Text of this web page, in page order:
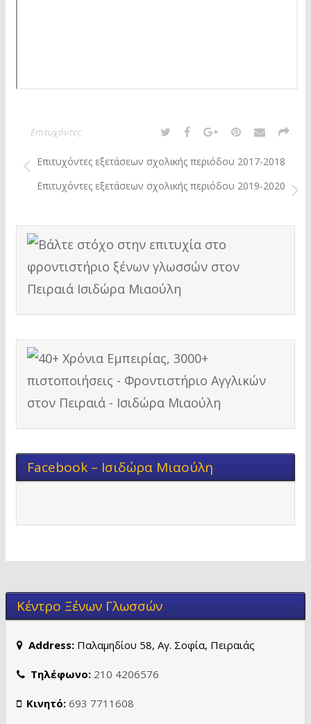
Επιτυχόντες
Επιτυχόντες εξετάσεων σχολικής περιόδου 2017-2018
Επιτυχόντες εξετάσεων σχολικής περιόδου 2019-2020
Facebook – Ισιδώρα Μιαούλη
Κέντρο Ξένων Γλωσσών
Address: Παλαμηδίου 58, Αγ. Σοφία, Πειραιάς
Τηλέφωνο: 210 4206576
Κινητό: 693 7711608